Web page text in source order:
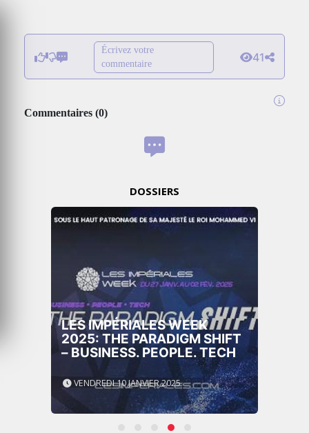
Écrivez votre
commentaire
41
Commentaires (0)
DOSSIERS
LES IMPÉRIALES WEEK
2025: THE PARADIGM SHIFT
– BUSINESS. PEOPLE. TECH
VENDREDI 10 JANVIER 2025